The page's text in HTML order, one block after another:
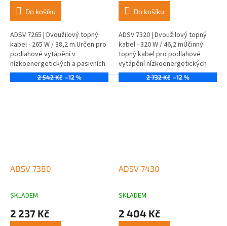
Do košíku
ADSV 7265 | Dvoužilový topný
kabel - 265 W / 38,2 m.Určen pro
podlahové vytápění v
nízkoenergetických a pasivních
domech.
Do košíku
ADSV 7320 | Dvoužilový topný
kabel - 320 W / 46,2 mÚčinný
topný kabel pro podlahové
vytápění nízkoenergetických
domů.
2 542 Kč –12 %
ADSV 7380
SKLADEM
2 237 Kč
2 732 Kč –12 %
ADSV 7430
SKLADEM
2 404 Kč